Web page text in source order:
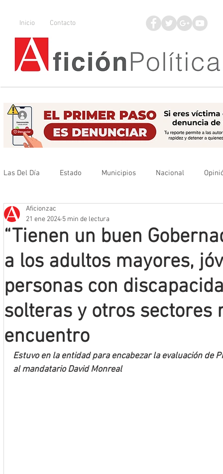
Inicio Contacto
Las Del Día Estado Municipios Nacional
Que no se olvide
Mineros LNBP
“Tienen un buen
a los adultos mayores,
personas con
solteras y otros sectores
encuentro
Aficionzac
21 ene 2024 5 min de lectura
Estuvo en la entidad para encabezar la evaluación de
al mandatario David Monreal